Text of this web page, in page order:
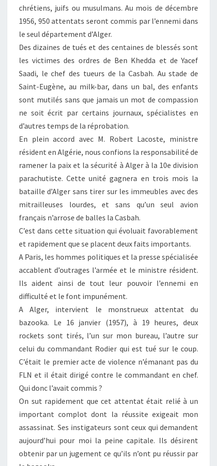
chrétiens, juifs ou musulmans. Au mois de décembre
1956, 950 attentats seront commis par l’ennemi dans
le seul département d’Alger.
Des dizaines de tués et des centaines de blessés sont
les victimes des ordres de Ben Khedda et de Yacef
Saadi, le chef des tueurs de la Casbah. Au stade de
Saint-Eugène, au milk-bar, dans un bal, des enfants
sont mutilés sans que jamais un mot de compassion
ne soit écrit par certains journaux, spécialistes en
d’autres temps de la réprobation.
En plein accord avec M. Robert Lacoste, ministre
résident en Algérie, nous confions la responsabilité de
ramener la paix et la sécurité à Alger à la 10e division
parachutiste. Cette unité gagnera en trois mois la
bataille d’Alger sans tirer sur les immeubles avec des
mitrailleuses lourdes, et sans qu’un seul avion
français n’arrose de balles la Casbah.
C’est dans cette situation qui évoluait favorablement
et rapidement que se placent deux faits importants.
A Paris, les hommes politiques et la presse spécialisée
accablent d’outrages l’armée et le ministre résident.
Ils aident ainsi de tout leur pouvoir l’ennemi en
difficulté et le font impunément.
A Alger, intervient le monstrueux attentat du
bazooka. Le 16 janvier (1957), à 19 heures, deux
rockets sont tirés, l’un sur mon bureau, l’autre sur
celui du commandant Rodier qui est tué sur le coup.
C’était le premier acte de violence n’émanant pas du
FLN et il était dirigé contre le commandant en chef.
Qui donc l’avait commis ?
On sut rapidement que cet attentat était relié à un
important complot dont la réussite exigeait mon
assassinat. Ses instigateurs sont ceux qui demandent
aujourd’hui pour moi la peine capitale. Ils désirent
obtenir par un jugement ce qu’ils n’ont pu réussir par